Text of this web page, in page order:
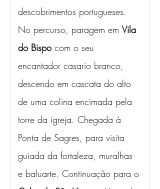
descobrimentos portugueses.
No percurso, paragem em Vila
do Bispo com o seu
encantador casario branco,
descendo em cascata do alto
de uma colina encimada pela
torre da igreja. Chegada à
Ponta de Sagres, para visita
guiada da fortaleza, muralhas
e baluarte. Continuação para o